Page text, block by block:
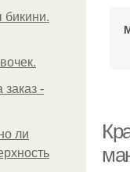
бикини.
-
ли